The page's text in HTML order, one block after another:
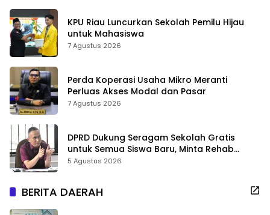
KPU Riau Luncurkan Sekolah Pemilu Hijau
untuk Mahasiswa
7 Agustus 2026
Perda Koperasi Usaha Mikro Meranti
Perluas Akses Modal dan Pasar
7 Agustus 2026
DPRD Dukung Seragam Sekolah Gratis
untuk Semua Siswa Baru, Minta Rehab
Sekolah Jangan Dikurangi
5 Agustus 2026
BERITA DAERAH